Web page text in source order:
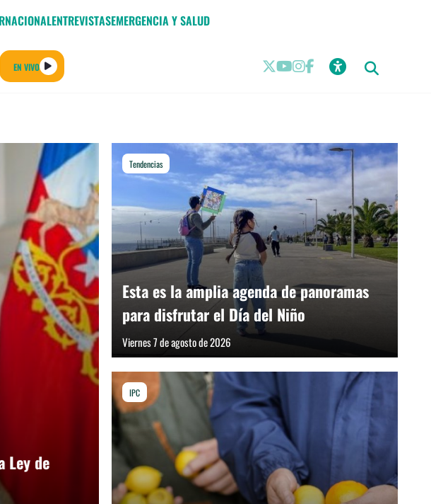
ENTREVISTASEMERGENCIA Y SALUD
EN VIVO
de
Proyectos
A ley: Senado completa despacho de proyecto
Tendencias
Esta es la amplia agenda de panoramas
para disfrutar el Día del Niño
Viernes 7 de agosto de 2026
IPC